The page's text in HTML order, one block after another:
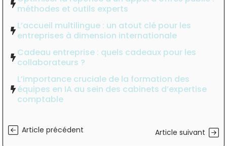
méthodes et outils experts
L’accueil multilingue : un atout clé pour les
entreprises à dimension internationale
Cadeau entreprise : quels cadeaux pour les
collaborateurs ?
L’importance cruciale de la formation des
équipes en IA au sein des cabinets d’expertise
comptable
Article précédent Article suivant